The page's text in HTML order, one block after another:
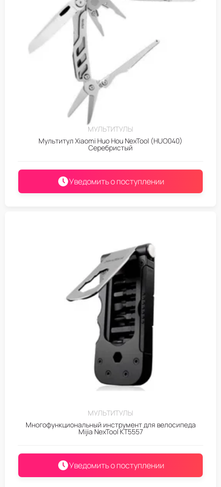
МУЛЬТИТУЛЫ
Мультитул Xiaomi Huo Hou NexTool (HUO040)
Серебристый
Уведомить о поступлении
МУЛЬТИТУЛЫ
Многофункциональный инструмент для велосипеда
Mijia NexTool KT5557
Уведомить о поступлении